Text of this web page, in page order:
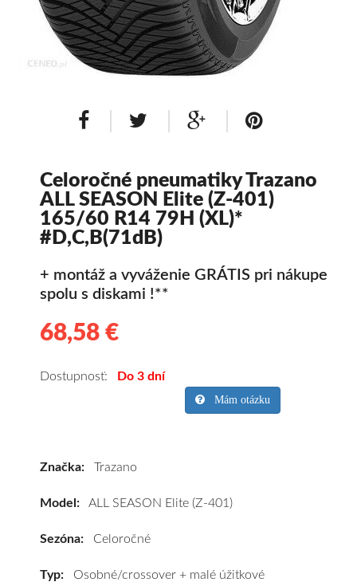
Hliníkové / ALU disky / Elektróny
Plechové
Celoročné pneumatiky Trazano
ALL SEASON Elite (Z-401)
165/60 R14 79H (XL)*
#D,C,B(71dB)
+ montáž a vyváženie GRÁTIS pri nákupe
spolu s diskami !**
68,58 €
pneumatiky
ALL
(Z-
165/60
Dostupnosť: Do 3 dní
Mám otázku
Značka: Trazano
Model: ALL SEASON Elite (Z-401)
Sezóna: Celoročné
Typ: Osobné/crossover + malé úžitkové